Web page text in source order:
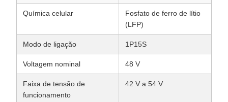
Química celular
Fosfato de ferro de lítio
(LFP)
Modo de ligação 1P15S
Voltagem nominal 48 V
Faixa de tensão de
funcionamento
42 V a 54 V